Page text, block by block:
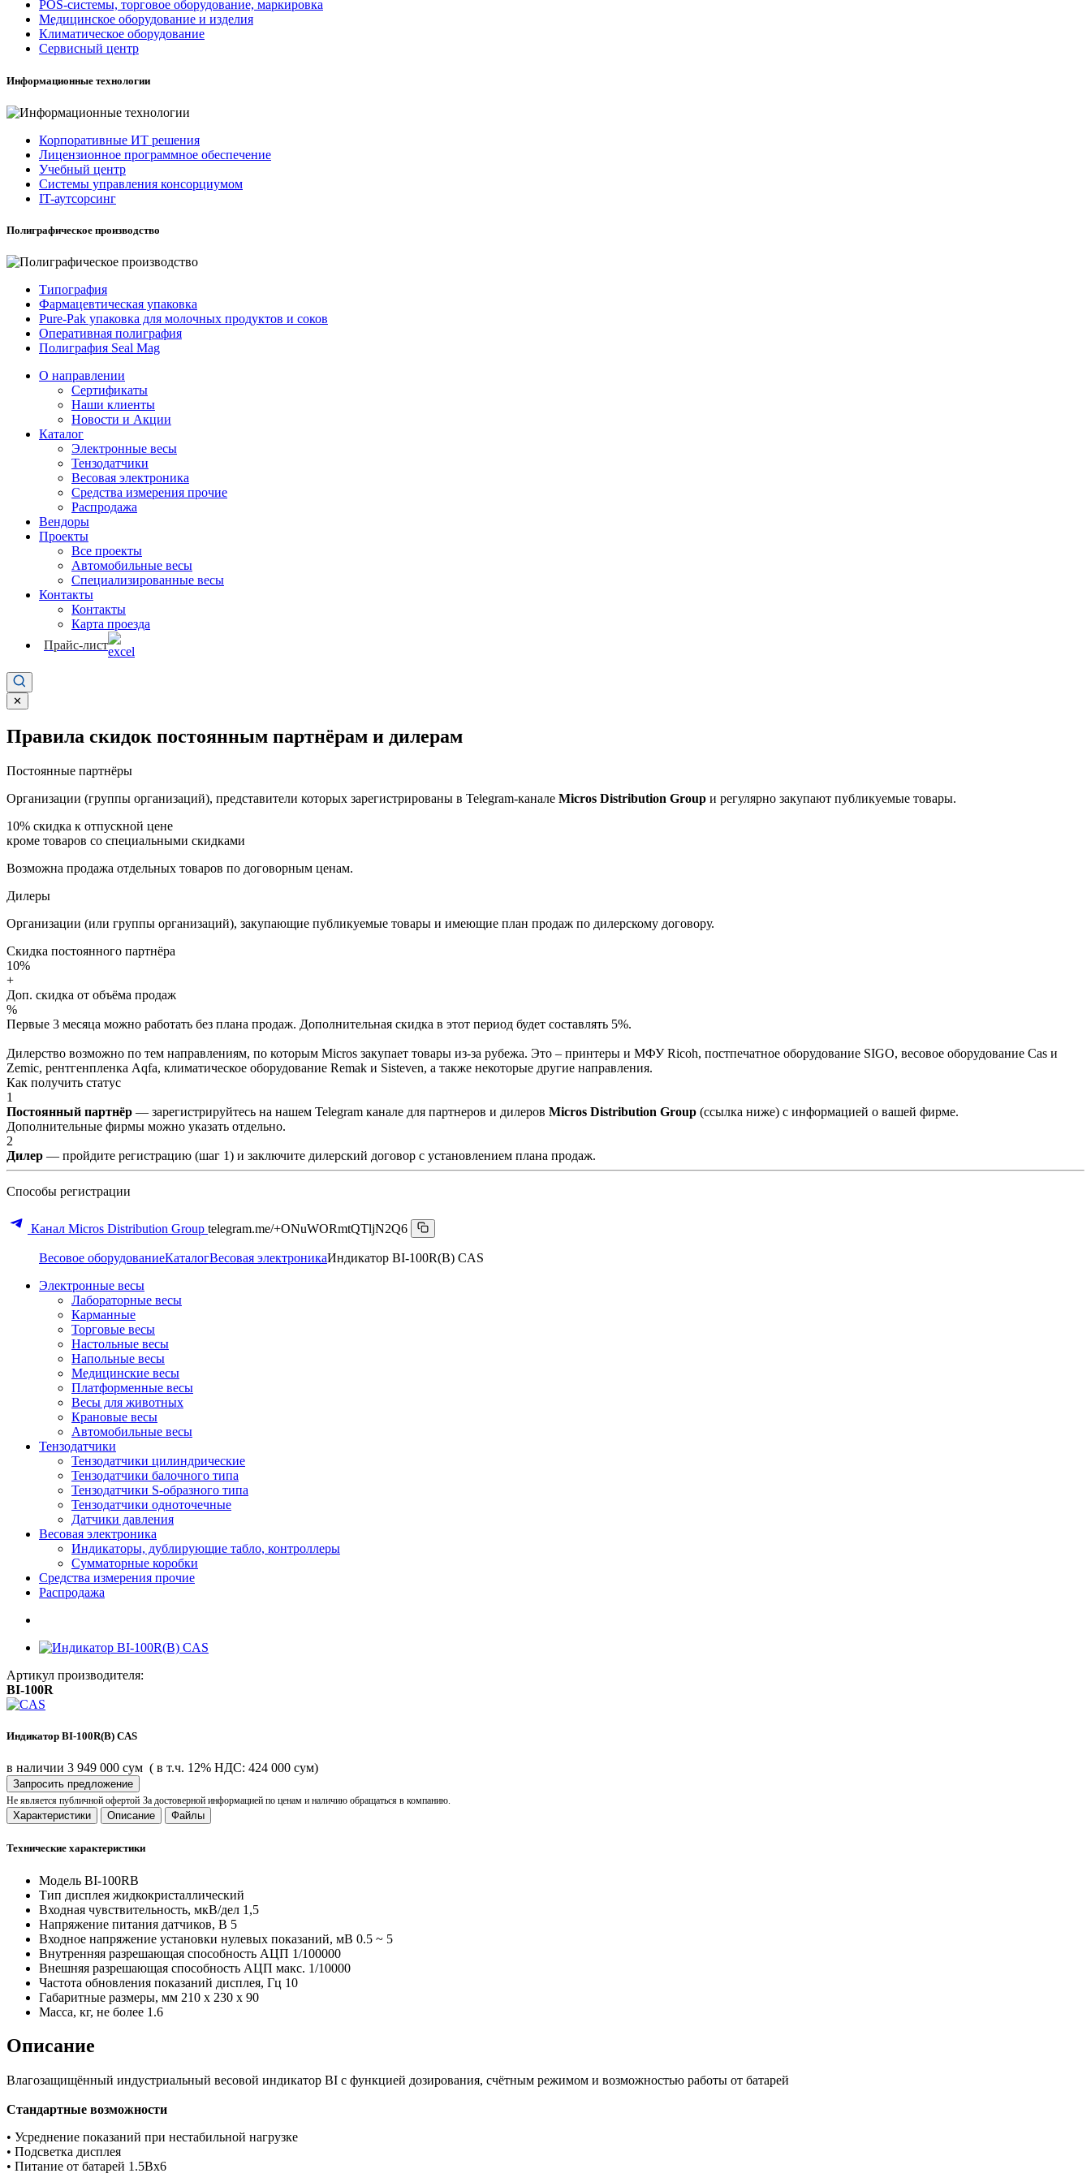
POS-системы, торговое оборудование, маркировка
Медицинское оборудование и изделия
Климатическое оборудование
Сервисный центр
Информационные технологии
Корпоративные ИТ решения
Лицензионное программное обеспечение
Учебный центр
Системы управления консорциумом
IT-аутсорсинг
Полиграфическое производство
Типография
Фармацевтическая упаковка
Pure-Pak упаковка для молочных продуктов и соков
Оперативная полиграфия
Полиграфия Seal Mag
О направлении
Сертификаты
Наши клиенты
Новости и Акции
Каталог
Электронные весы
Тензодатчики
Весовая электроника
Средства измерения прочие
Распродажа
Вендоры
Проекты
Все проекты
Автомобильные весы
Специализированные весы
Контакты
Контакты
Карта проезда
Прайс-лист
✕
Правила скидок постоянным партнёрам и дилерам
Постоянные партнёры
Организации (группы организаций), представители которых зарегистрированы в Telegram-канале Micros Distribution Group и регулярно закупают публикуемые товары.
10% скидка к отпускной цене
кроме товаров со специальными скидками
Возможна продажа отдельных товаров по договорным ценам.
Дилеры
Организации (или группы организаций), закупающие публикуемые товары и имеющие план продаж по дилерскому договору.
Скидка постоянного партнёра
10%
+
Доп. скидка от объёма продаж
%
Первые 3 месяца можно работать без плана продаж. Дополнительная скидка в этот период будет составлять 5%.
Дилерство возможно по тем направлениям, по которым Micros закупает товары из-за рубежа. Это – принтеры и МФУ Ricoh, постпечатное оборудование SIGO, весовое оборудование Cas и
Zemic, рентгенпленка Aqfa, климатическое оборудование Remak и Sisteven, а также некоторые другие направления.
Как получить статус
1
Постоянный партнёр — зарегистрируйтесь на нашем Telegram канале для партнеров и дилеров Micros Distribution Group (ссылка ниже) с информацией о вашей фирме.
Дополнительные фирмы можно указать отдельно.
2
Дилер — пройдите регистрацию (шаг 1) и заключите дилерский договор с установлением плана продаж.
Способы регистрации
Канал Micros Distribution Group telegram.me/+ONuWORmtQTljN2Q6
Весовое оборудованиеКаталогВесовая электроникаИндикатор BI-100R(B) CAS
Электронные весы
Лабораторные весы
Карманные
Торговые весы
Настольные весы
Напольные весы
Медицинские весы
Платформенные весы
Весы для животных
Крановые весы
Автомобильные весы
Тензодатчики
Тензодатчики цилиндрические
Тензодатчики балочного типа
Тензодатчики S-образного типа
Тензодатчики одноточечные
Датчики давления
Весовая электроника
Индикаторы, дублирующие табло, контроллеры
Сумматорные коробки
Средства измерения прочие
Распродажа
Артикул производителя:
BI-100R
Индикатор BI-100R(B) CAS
в наличии 3 949 000 сум ( в т.ч. 12% НДС: 424 000 сум)
Запросить предложение
Не является публичной офертой За достоверной информацией по ценам и наличию обращаться в компанию.
Характеристики Описание Файлы
Технические характеристики
Модель BI-100RB
Тип дисплея жидкокристаллический
Входная чувствительность, мкВ/дел 1,5
Напряжение питания датчиков, В 5
Входное напряжение установки нулевых показаний, мВ 0.5 ~ 5
Внутренняя разрешающая способность АЦП 1/100000
Внешняя разрешающая способность АЦП макс. 1/10000
Частота обновления показаний дисплея, Гц 10
Габаритные размеры, мм 210 х 230 х 90
Масса, кг, не более 1.6
Описание
Влагозащищённый индустриальный весовой индикатор BI с функцией дозирования, счётным режимом и возможностью работы от батарей
Стандартные возможности
• Усреднение показаний при нестабильной нагрузке
• Подсветка дисплея
• Питание от батарей 1.5Вх6